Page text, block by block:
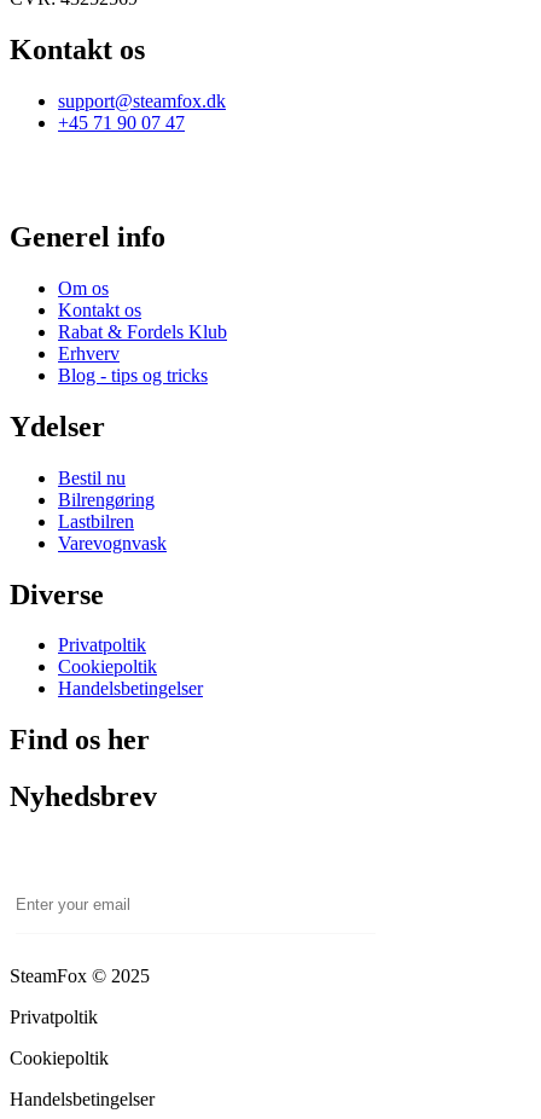
Kontakt os
support@steamfox.dk
+45 71 90 07 47
Generel info
Om os
Kontakt os
Rabat & Fordels Klub
Erhverv
Blog - tips og tricks
Ydelser
Bestil nu
Bilrengøring
Lastbilren
Varevognvask
Diverse
Privatpoltik
Cookiepoltik
Handelsbetingelser
Find os her
Nyhedsbrev
SteamFox © 2025
Privatpoltik
Cookiepoltik
Handelsbetingelser